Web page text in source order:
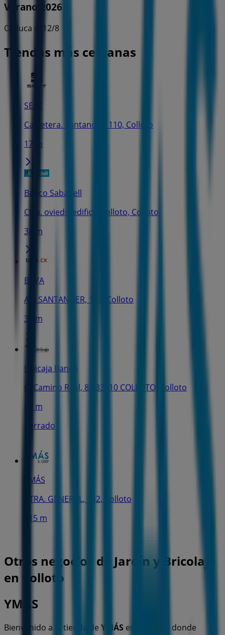
Verano 2026
Caduca el 12/8
Tiendas más cercanas
SEAT
Carretera. Santander, 110, Colloto
17 m
Banco Sabadell
Ctra. oviedo-edificio colloto, Colloto
38 m
BBVA
AV. SANTANDER, 126, Colloto
38 m
Unicaja Banco
Cl Camino Real, 85 33010 COLLOTO, Colloto
88 m
Cerrado
YMÁS
CTRA. GENERAL, 142, Colloto
115 m
Otros negocios de Jardín y Bricolaje
en Colloto
YMÁS
Bienvenido a la tienda de YMÁS en Tiendeo, donde